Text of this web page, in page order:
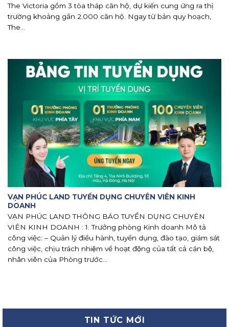
The Victoria gồm 3 tòa tháp căn hộ, dự kiến cung ứng ra thị
trường khoảng gần 2.000 căn hộ. Ngay từ bản quy hoạch,
The...
VẠN PHÚC LAND TUYỂN DỤNG CHUYÊN VIÊN KINH
DOANH
VẠN PHÚC LAND THÔNG BÁO TUYỂN DỤNG CHUYÊN
VIÊN KINH DOANH : 1. Trưởng phòng Kinh doanh Mô tả
công việc: – Quản lý điều hành, tuyển dụng, đào tạo, giám sát
công việc, chịu trách nhiệm về hoạt động của tất cả cán bộ,
nhân viên của Phòng trước...
TIN TỨC MỚI